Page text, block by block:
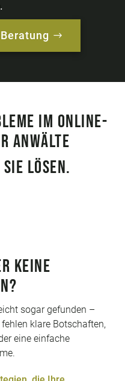
IM ONLINE-
ANWÄLTE
LÖSEN.
keine
sogar gefunden –
klare Botschaften,
eine einfache